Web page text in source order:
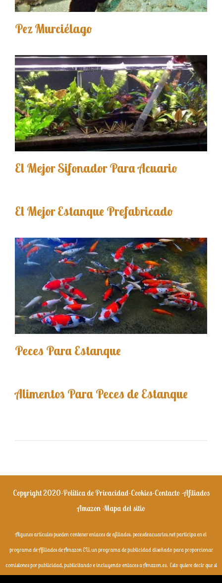
Pez Murciélago
El Mejor Sifonador Para Acuario
El Mejor Estanque Prefabricado
Peces Para Estanque
Alimentos Para Peces de Estanque
Copyright 2020-Política de Privacidad-Cookies-Contacto -Afiliados
Amazon -Mapa del sitio
Algunos artículos pueden contener enlaces de afiliados. pecesdeacuarios.net participa en el
programa de Afiliados de Amazon EU, un programa de publicidad diseñado para proporcionar
comisiones por publicidad, publicitando e incluyendo enlaces a Amazon.es. Esto quiere decir que si